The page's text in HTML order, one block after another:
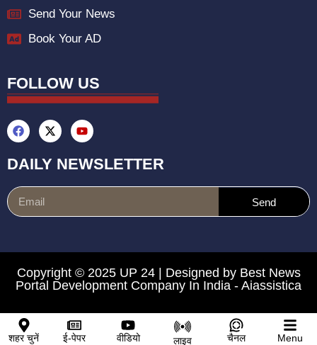
Send Your News
Book Your AD
FOLLOW US
DAILY NEWSLETTER
Send
Copyright © 2025 UP 24 | Designed by Best News
Portal Development Company In India - Aiassistica
शहर चुनें ई-पेपर वीडियो लाइव चैनल Menu